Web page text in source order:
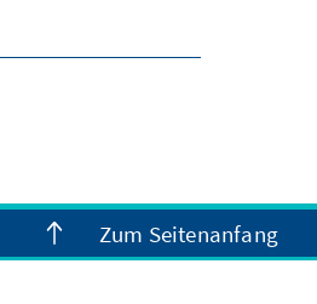
Zum Seitenanfang